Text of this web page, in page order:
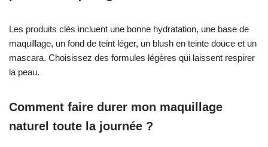
Les produits clés incluent une bonne hydratation, une base de
maquillage, un fond de teint léger, un blush en teinte douce et un
mascara. Choisissez des formules légères qui laissent respirer
la peau.
Comment faire durer mon maquillage
naturel toute la journée ?